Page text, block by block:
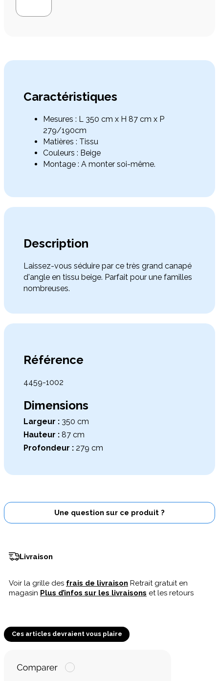
Caractéristiques
Mesures : L 350 cm x H 87 cm x P
279/190cm
Matières : Tissu
Couleurs : Beige
Montage : A monter soi-même.
Description
Laissez-vous séduire par ce très grand canapé
d'angle en tissu beige. Parfait pour une familles
nombreuses.
Référence
4459-1002
Dimensions
Largeur : 350 cm
Hauteur : 87 cm
Profondeur : 279 cm
Une question sur ce produit ?
Livraison
Voir la grille des frais de livraison Retrait gratuit en
magasin Plus d’infos sur les livraisons et les retours
Ces articles devraient vous plaire